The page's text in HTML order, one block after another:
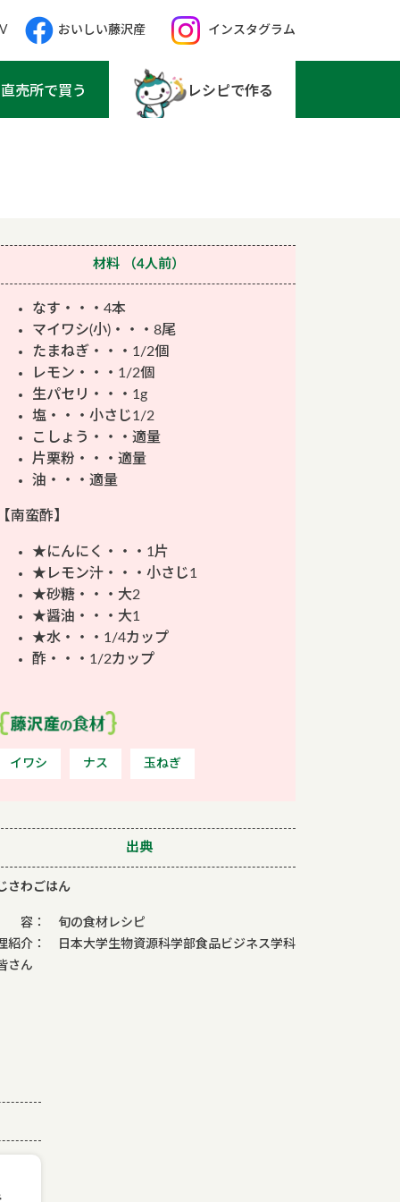
おいしい藤沢産 インスタグラム
直売所で買う レシピで作る
材料 （4人前）
なす・・・4本
マイワシ(小)・・・8尾
たまねぎ・・・1/2個
レモン・・・1/2個
生パセリ・・・1g
塩・・・小さじ1/2
こしょう・・・適量
片栗粉・・・適量
油・・・適量
南蛮酢】
★にんにく・・・1片
★レモン汁・・・小さじ1
★砂糖・・・大2
★醤油・・・大1
★水・・・1/4カップ
酢・・・1/2カップ
イワシ ナス 玉ねぎ
出典
さわごはん
容： 旬の食材レシピ
紹介： 日本大学生物資源科学部食品ビジネス学科
さん